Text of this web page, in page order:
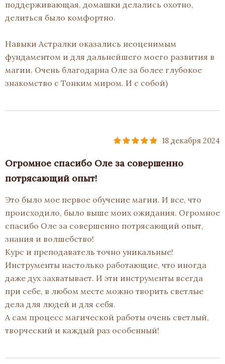
поддерживающая, домашки делались охотно,
делиться было комфортно.
Навыки Астралки оказались неоценимым
фундаментом и для дальнейшего моего развития в
магии. Очень благодарна Оле за более глубокое
знакомство с Тонким миром. И с собой)
18 декабря 2024
Огромное спасибо Оле за совершенно
потрясающий опыт!
Это было мое первое обучение магии. И все, что
происходило, было выше моих ожидания. Огромное
спасибо Оле за совершенно потрясающий опыт,
знания и волшебство!
Курс и преподаватель точно уникальные!
Инструменты настолько работающие, что иногда
даже дух захватывает. И эти инструменты всегда
при себе, в любом месте можно творить светлые
дела для людей и для себя.
А сам процесс магической работы очень светлый,
творческий и каждый раз особенный!